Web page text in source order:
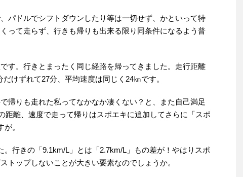
パドルでシフトダウンしたり等は一切せず、かといって特
って走らず、行きも帰りも出来る限り同条件になるよう普
す。行きとまったく同じ経路を帰ってきました。走行距離
けずれて27分、平均速度は同じく24㎞です。
帰りも走れた私ってなかなか凄くない？と、また自己満足
距離、速度で走って帰りはスポエキに追加してさらに「スポ
。
。行きの「9.1km/L」とは「2.7km/L」もの差が！やはりスポ
トップしないことが大きい要素なのでしょうか。